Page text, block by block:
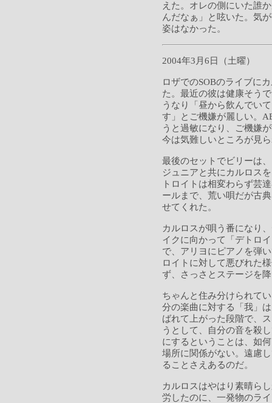
えた。オレの側にいた誰
んだなぁ」と呟いた。気
姿はなかった。
2004年3月6日（土曜）
ロザでのSOBのライブに
た。最近の彼は健康そう
うなり「昼から飲んでい
す」とご機嫌が麗しい。
うと過敏になり、ご機嫌
今は気難しいところが見
最後のセットでビリーは
ジュニアと共にカルロス
トロイトは相変わらず芸
ールまで、荒い唄だが古
せてくれた。
カルロスが唄う番になり
イクに向かって「デトロ
で、アリヨにピアノを弾
ロイトに対して悪びれた
ず、さっさとステージを
ちゃんと住み分けられて
分の楽曲に対する「我」
ばれて上がった段階で、
うとして、自分の音を殺
にするということは、如
場所に関係がない。遠慮
ることさえあるのだ。
カルロスはやはり素晴ら
労したのに、一発物のラ